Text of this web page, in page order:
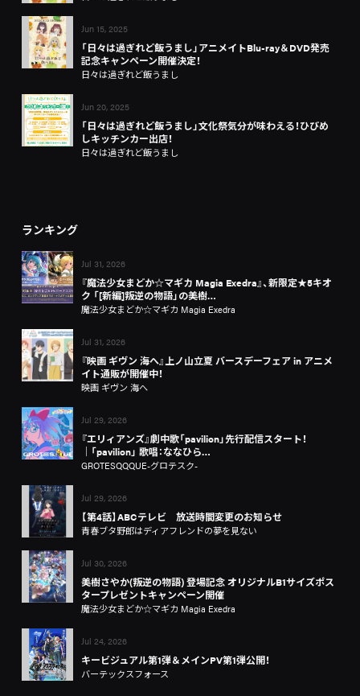
Jun 15, 2025
「日々は過ぎれど飯うまし」アニメイトBlu-ray＆DVD発売
記念キャンペーン開催決定！
日々は過ぎれど飯うまし
Jun 20, 2025
「日々は過ぎれど飯うまし」文化祭気分が味わえる！ひびめ
しキッチンカー出店！
日々は過ぎれど飯うまし
ランキング
Jul 31, 2026
『魔法少女まどか☆マギカ Magia Exedra』、新限定★5キオ
ク 「[新編]叛逆の物語」の美樹…
魔法少女まどか☆マギカ Magia Exedra
Jul 31, 2026
『映画 ギヴン 海へ』上ノ山立夏 バースデーフェア in アニメ
イト通販が開催中！
映画 ギヴン 海へ
Jul 29, 2026
『エリィアンズ』劇中歌「pavilion」先行配信スタート！
│「pavilion」 歌唱：ななひら…
GROTESQQQUE-グロテスク-
Jul 29, 2026
【第4話】ABCテレビ 放送時間変更のお知らせ
青春ブタ野郎はディアフレンドの夢を見ない
Jul 30, 2026
美樹さやか(叛逆の物語) 登場記念 オリジナルB1サイズポス
タープレゼントキャンペーン開催
魔法少女まどか☆マギカ Magia Exedra
Jul 24, 2026
キービジュアル第1弾＆メインPV第1弾公開！
バーテックスフォース